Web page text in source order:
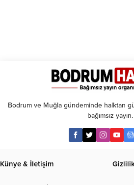
Bodrum ve Muğla gündeminde halktan
bağımsız yayın.
Künye & İletişim